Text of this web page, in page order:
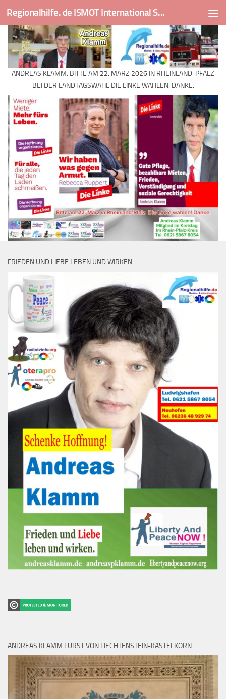
Skip to content Regionalhilfe. de ISMOT International Social And Medical Outreach Team
ANDREAS KLAMM: BITTE AM 22. MÄRZ 2026 IN RHEINLAND-PFALZ
BEI DER LANDTAGSWAHL DIE LINKE WÄHLEN. DANKE.
FRIEDEN UND LIEBE LEBEN UND WIRKEN
ANDREAS KLAMM FÜRST VON LIECHTENSTEIN-KASTELKORN